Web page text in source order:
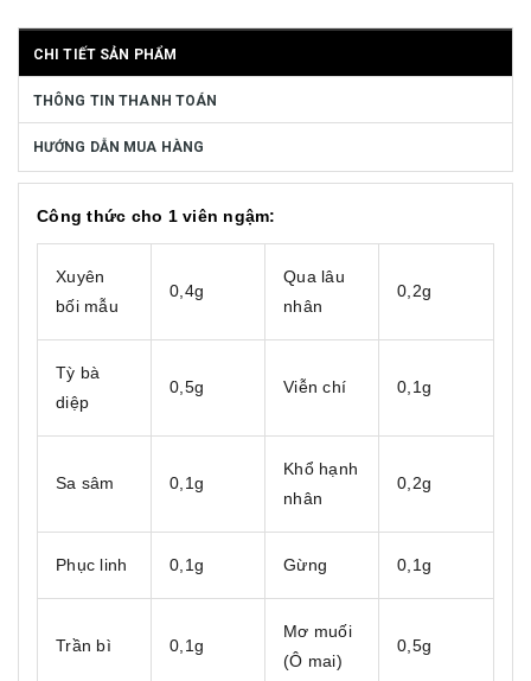
CHI TIẾT SẢN PHẨM
THÔNG TIN THANH TOÁN
HƯỚNG DẪN MUA HÀNG
Công thức cho 1 viên ngậm:
Xuyên
bối mẫu
0,4g
Qua lâu
nhân
0,2g
Tỳ bà
diệp
0,5g Viễn chí 0,1g
Sa sâm 0,1g
Khổ hạnh
nhân
0,2g
Phục linh 0,1g Gừng 0,1g
Trần bì 0,1g
Mơ muối
(Ô mai)
0,5g